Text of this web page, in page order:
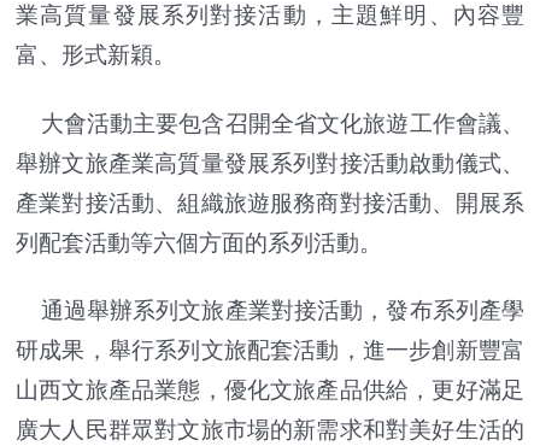
業高質量發展系列對接活動，主題鮮明、內容豐
富、形式新穎。
大會活動主要包含召開全省文化旅遊工作會議、
舉辦文旅產業高質量發展系列對接活動啟動儀式、
產業對接活動、組織旅遊服務商對接活動、開展系
列配套活動等六個方面的系列活動。
通過舉辦系列文旅產業對接活動，發布系列產學
研成果，舉行系列文旅配套活動，進一步創新豐富
山西文旅產品業態，優化文旅產品供給，更好滿足
廣大人民群眾對文旅市場的新需求和對美好生活的